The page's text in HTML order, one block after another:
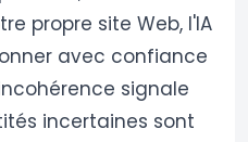
propre site Web, l'IA
avec confiance
signale
incertaines sont